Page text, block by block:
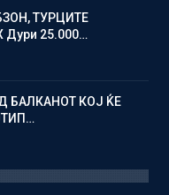
ТУРЦИТЕ
25.000…
БАЛКАНОТ КОЈ ЌЕ